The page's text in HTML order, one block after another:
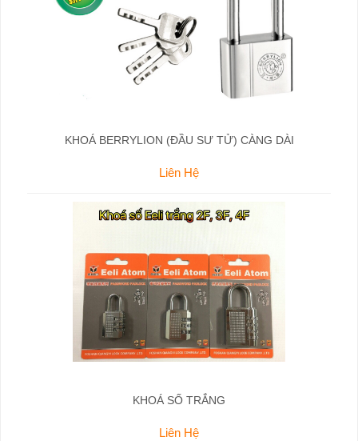
KHOÁ BERRYLION (ĐẦU SƯ TỬ) CÀNG DÀI
Liên Hệ
KHOÁ SỐ TRẮNG
Liên Hệ